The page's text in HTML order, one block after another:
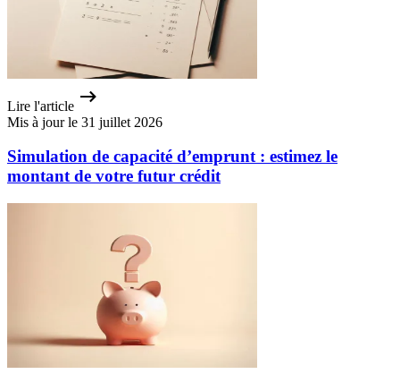
Lire l'article
Mis à jour le 31 juillet 2026
Simulation de capacité d’emprunt : estimez le
montant de votre futur crédit